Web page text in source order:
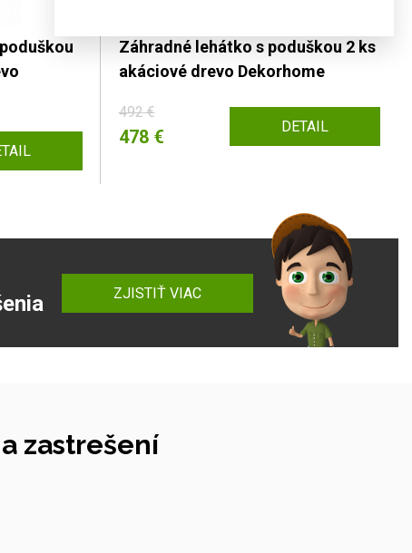
Záhradné lehátko s poduškou 2 ks
akáciové drevo Dekorhome
492 €
478 € DETAIL
ZJISTIŤ VIAC
zastrešení